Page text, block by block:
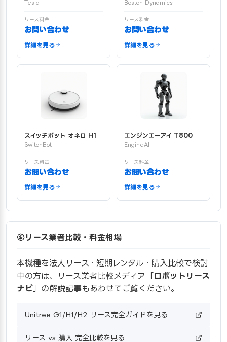
Tesla
リース料金
お問い合わせ
詳細を見る
Boston Dynamics
リース料金
お問い合わせ
詳細を見る
スイッチボット オネロ H1
SwitchBot
リース料金
お問い合わせ
詳細を見る
エンジンエーアイ T800
EngineAI
リース料金
お問い合わせ
詳細を見る
リース業者比較・料金相場
本機種を法人リース・短期レンタル・購入比較で検討
中の方は、リース業者比較メディア「ロボットリース
ナビ 」の解説記事もあわせてご覧ください。
Unitree G1/H1/H2 リース完全ガイドを見る
リース vs 購入 完全比較を見る